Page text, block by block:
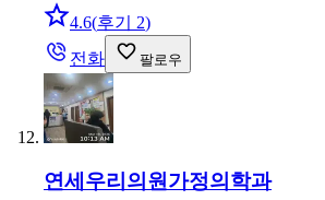
4.6(후기 2)
전화
팔로우
연세우리의원가정의학과